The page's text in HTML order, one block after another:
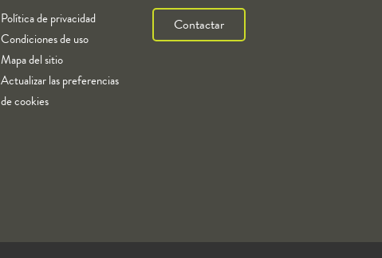
Política de privacidad
Condiciones de uso
Mapa del sitio
Actualizar las preferencias
de cookies
Contactar